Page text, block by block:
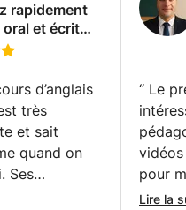
oral et écrit
tuteurs
des
comme
(Paris)
d’anglais
très
et sait
quand on
Ses
ses
“ Le
pour
Lire la